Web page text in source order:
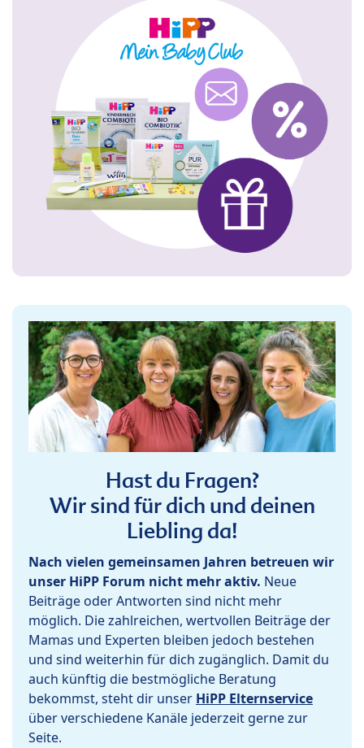
Hast du Fragen?
Wir sind für dich und deinen
Liebling da!
Nach vielen gemeinsamen Jahren betreuen wir
unser HiPP Forum nicht mehr aktiv. Neue
Beiträge oder Antworten sind nicht mehr
möglich. Die zahlreichen, wertvollen Beiträge der
Mamas und Experten bleiben jedoch bestehen
und sind weiterhin für dich zugänglich. Damit du
auch künftig die bestmögliche Beratung
bekommst, steht dir unser HiPP Elternservice
über verschiedene Kanäle jederzeit gerne zur
Seite.